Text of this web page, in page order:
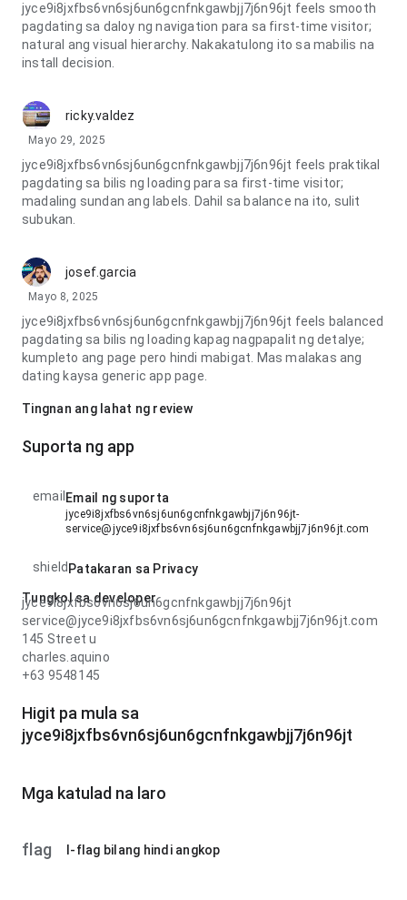
jyce9i8jxfbs6vn6sj6un6gcnfnkgawbjj7j6n96jt feels smooth
pagdating sa daloy ng navigation para sa first-time visitor;
natural ang visual hierarchy. Nakakatulong ito sa mabilis na
install decision.
ricky.valdez
Mayo 29, 2025
jyce9i8jxfbs6vn6sj6un6gcnfnkgawbjj7j6n96jt feels praktikal
pagdating sa bilis ng loading para sa first-time visitor;
madaling sundan ang labels. Dahil sa balance na ito, sulit
subukan.
josef.garcia
Mayo 8, 2025
jyce9i8jxfbs6vn6sj6un6gcnfnkgawbjj7j6n96jt feels balanced
pagdating sa bilis ng loading kapag nagpapalit ng detalye;
kumpleto ang page pero hindi mabigat. Mas malakas ang
dating kaysa generic app page.
Tingnan ang lahat ng review
Suporta ng app
email Email ng suporta
jyce9i8jxfbs6vn6sj6un6gcnfnkgawbjj7j6n96jt-
service@jyce9i8jxfbs6vn6sj6un6gcnfnkgawbjj7j6n96jt.com
shield Patakaran sa Privacy
Tungkol sa developer
jyce9i8jxfbs6vn6sj6un6gcnfnkgawbjj7j6n96jt
service@jyce9i8jxfbs6vn6sj6un6gcnfnkgawbjj7j6n96jt.com
145 Street u
charles.aquino
+63 9548145
Higit pa mula sa
jyce9i8jxfbs6vn6sj6un6gcnfnkgawbjj7j6n96jt
Mga katulad na laro
flag I-flag bilang hindi angkop